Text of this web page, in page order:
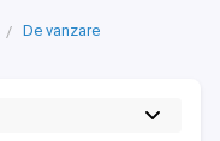
De vanzare